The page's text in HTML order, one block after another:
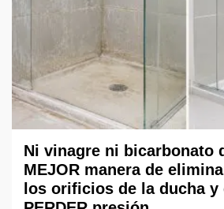
Ni vinagre ni bicarbonato
MEJOR manera de
los orificios de la ducha y